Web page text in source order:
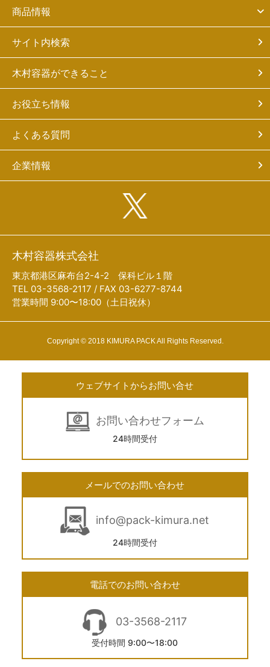
商品情報
サイト内検索
木村容器ができること
お役立ち情報
よくある質問
企業情報
木村容器株式会社
東京都港区麻布台2-4-2 保科ビル１階
TEL 03-3568-2117 / FAX 03-6277-8744
営業時間 9:00〜18:00（土日祝休）
Copyright © 2018 KIMURA PACK All Rights Reserved.
ウェブサイトからお問い合せ
お問い合わせフォーム
24時間受付
メールでのお問い合わせ
info@pack-kimura.net
24時間受付
電話でのお問い合わせ
03-3568-2117
受付時間 9:00〜18:00